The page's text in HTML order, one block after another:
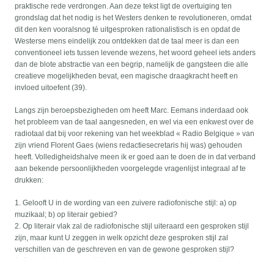
praktische rede verdrongen. Aan deze tekst ligt de overtuiging ten
grondslag dat het nodig is het Westers denken te revolutioneren, omdat
dit den ken vooralsnog té uitgesproken rationalistisch is en opdat de
Westerse mens eindelijk zou ontdekken dat de taal meer is dan een
conventioneel iets tussen levende wezens, het woord geheel iets anders
dan de blote abstractie van een begrip, namelijk de gangsteen die alle
creatieve mogelijkheden bevat, een magische draagkracht heeft en
invloed uitoefent (39).
Langs zijn beroepsbezigheden om heeft Marc. Eemans inderdaad ook
het probleem van de taal aangesneden, en wel via een enkwest over de
radiotaal dat bij voor rekening van het weekblad « Radio Belgique » van
zijn vriend Florent Gaes (wiens redactiesecretaris hij was) gehouden
heeft. Volledigheidshalve meen ik er goed aan te doen de in dat verband
aan bekende persoonlijkheden voorgelegde vragenlijst integraal af te
drukken:
1. Gelooft U in de wording van een zuivere radiofonische stijl: a) op
muzikaal; b) op literair gebied?
2. Op literair vlak zal de radiofonische stijl uiteraard een gesproken stijl
zijn, maar kunt U zeggen in welk opzicht deze gesproken stijl zal
verschillen van de geschreven en van de gewone gesproken stijl?